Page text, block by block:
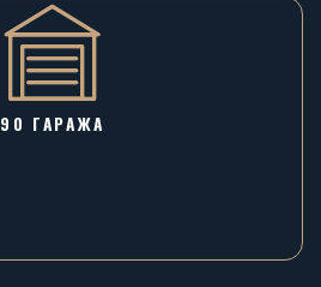
90 ГАРАЖA